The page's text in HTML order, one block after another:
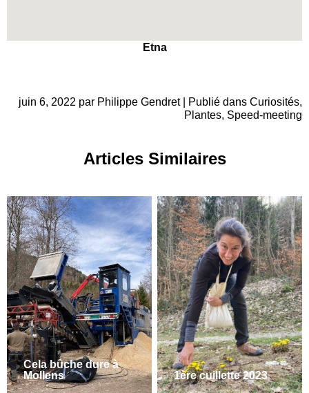
Etna
juin 6, 2022 par Philippe Gendret | Publié dans Curiosités,
Plantes, Speed-meeting
Articles Similaires
Cela bûche dure à
Mollens
1ère cuillette 2023